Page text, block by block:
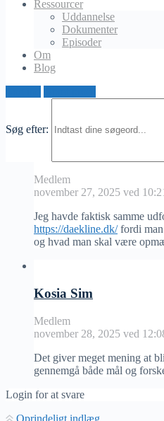
Ressourcer
Uddannelse
Dokumenter
Episoder
Om
Blog
Søg efter:
Skaberen
Diskussion
Valg af fælge til
Kosia Simopdateretfor 8
Medlem
november 27, 2025 ved
Jeg havde faktisk samme
https://daekline.dk/fordi man
og hvad man skal være
Kosia Sim
Medlem
november 28, 2025 ved
Det giver meget mening at
gennemgå både mål og
Login for at svare
Oprindeligt indlæg